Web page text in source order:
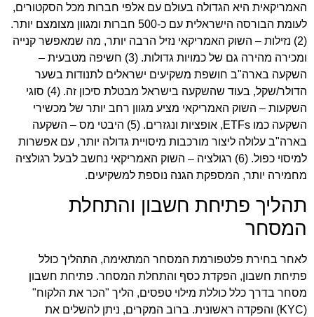
האמריקאית היא הגדולה בעולם עם אלפי חברות מכל הסקטורים,
לעומת הבורסה הישראלית עם כ-500 חברות ומגוון מצומצם יותר.
(2) נזילות – השוק האמריקאי נזיל הרבה יותר, מה שמאפשר קנייה
ומכירה מהירה גם של כמויות גדולות. (3) חשיפה מטבעית –
השקעה בארה"ב חושפת משקיעים ישראלים לתנודות בשער
הדולר/שקל, בעוד שהשקעה בישראל מבטלת סיכון זה. (4) סוגי
השקעות – השוק האמריקאי מציע מגוון רחב יותר של מכשירי
השקעה כמו ETFs, אופציות ונגזרים. (5) היבטי מס – השקעה
בארה"ב עלולה ליצור מורכבות מיסויית גדולה יותר, עם אפשרות
למיסוי כפול. (6) רגולציה – השוק האמריקאי נחשב לבעל רגולציה
מחמירה יותר, המספקת הגנה נוספת למשקיעים.
תהליך פתיחת חשבון והתחלת
המסחר
לאחר בחירת פלטפורמת המסחר המתאימה, התהליך כולל
פתיחת חשבון, הפקדת כסף והתחלת המסחר. פתיחת חשבון
מסחר בדרך כלל כוללת מילוי טפסים, הליך "הכר את הלקוח"
(KYC) והפקדה ראשונית. ברוב המקרים, ניתן להשלים את